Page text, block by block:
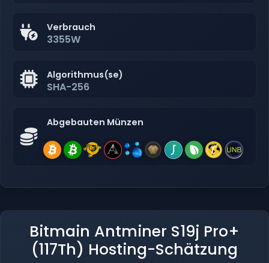
Verbrauch
3355W
Algorithmus(se)
SHA-256
Abgebauten Münzen
Bitmain Antminer S19j Pro+
(117Th) Hosting-Schätzung